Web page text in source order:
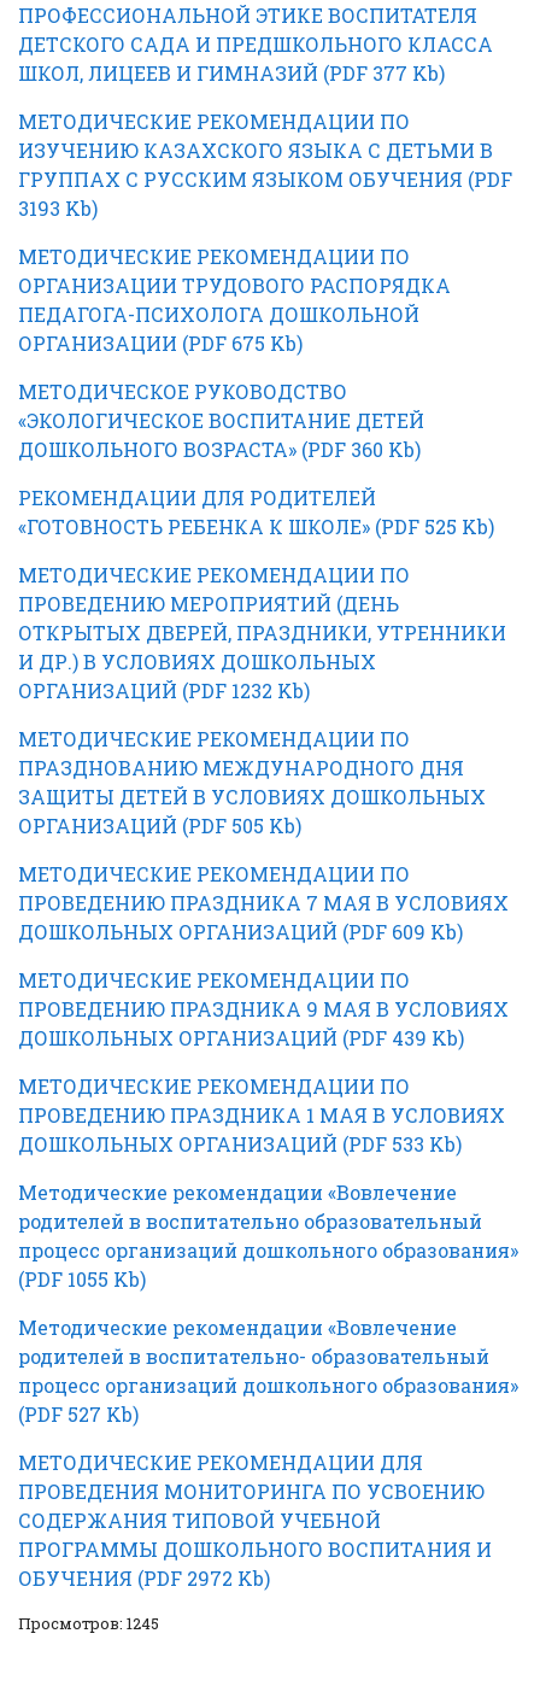
ПРОФЕССИОНАЛЬНОЙ ЭТИКЕ ВОСПИТАТЕЛЯ
ДЕТСКОГО САДА И ПРЕДШКОЛЬНОГО КЛАССА
ШКОЛ, ЛИЦЕЕВ И ГИМНАЗИЙ (PDF 377 Kb)
МЕТОДИЧЕСКИЕ РЕКОМЕНДАЦИИ ПО
ИЗУЧЕНИЮ КАЗАХСКОГО ЯЗЫКА С ДЕТЬМИ В
ГРУППАХ С РУССКИМ ЯЗЫКОМ ОБУЧЕНИЯ (PDF
3193 Kb)
МЕТОДИЧЕСКИЕ РЕКОМЕНДАЦИИ ПО
ОРГАНИЗАЦИИ ТРУДОВОГО РАСПОРЯДКА
ПЕДАГОГА-ПСИХОЛОГА ДОШКОЛЬНОЙ
ОРГАНИЗАЦИИ (PDF 675 Kb)
МЕТОДИЧЕСКОЕ РУКОВОДСТВО
«ЭКОЛОГИЧЕСКОЕ ВОСПИТАНИЕ ДЕТЕЙ
ДОШКОЛЬНОГО ВОЗРАСТА» (PDF 360 Kb)
РЕКОМЕНДАЦИИ ДЛЯ РОДИТЕЛЕЙ
«ГОТОВНОСТЬ РЕБЕНКА К ШКОЛЕ» (PDF 525 Kb)
МЕТОДИЧЕСКИЕ РЕКОМЕНДАЦИИ ПО
ПРОВЕДЕНИЮ МЕРОПРИЯТИЙ (ДЕНЬ
ОТКРЫТЫХ ДВЕРЕЙ, ПРАЗДНИКИ, УТРЕННИКИ
И ДР.) В УСЛОВИЯХ ДОШКОЛЬНЫХ
ОРГАНИЗАЦИЙ (PDF 1232 Kb)
МЕТОДИЧЕСКИЕ РЕКОМЕНДАЦИИ ПО
ПРАЗДНОВАНИЮ МЕЖДУНАРОДНОГО ДНЯ
ЗАЩИТЫ ДЕТЕЙ В УСЛОВИЯХ ДОШКОЛЬНЫХ
ОРГАНИЗАЦИЙ (PDF 505 Kb)
МЕТОДИЧЕСКИЕ РЕКОМЕНДАЦИИ ПО
ПРОВЕДЕНИЮ ПРАЗДНИКА 7 МАЯ В УСЛОВИЯХ
ДОШКОЛЬНЫХ ОРГАНИЗАЦИЙ (PDF 609 Kb)
МЕТОДИЧЕСКИЕ РЕКОМЕНДАЦИИ ПО
ПРОВЕДЕНИЮ ПРАЗДНИКА 9 МАЯ В УСЛОВИЯХ
ДОШКОЛЬНЫХ ОРГАНИЗАЦИЙ (PDF 439 Kb)
МЕТОДИЧЕСКИЕ РЕКОМЕНДАЦИИ ПО
ПРОВЕДЕНИЮ ПРАЗДНИКА 1 МАЯ В УСЛОВИЯХ
ДОШКОЛЬНЫХ ОРГАНИЗАЦИЙ (PDF 533 Kb)
Методические рекомендaции «Вовлечение
родителей в воспитaтельно обрaзовaтельный
процесс оргaнизaций дошкольного обрaзовaния»
(PDF 1055 Kb)
Методические рекомендaции «Вовлечение
родителей в воспитaтельно- обрaзовaтельный
процесс оргaнизaций дошкольного обрaзовaния»
(PDF 527 Kb)
МЕТОДИЧЕСКИЕ РЕКОМЕНДАЦИИ ДЛЯ
ПРОВЕДЕНИЯ МОНИТОРИНГА ПО УСВОЕНИЮ
СОДЕРЖАНИЯ ТИПОВОЙ УЧЕБНОЙ
ПРОГРАММЫ ДОШКОЛЬНОГО ВОСПИТАНИЯ И
ОБУЧЕНИЯ (PDF 2972 Kb)
Просмотров: 1245